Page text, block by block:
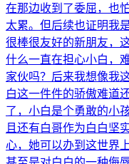
在那边收到了委屈，也
太累。但后续也证明我
很棒很友好的新朋友，
什么一直在担心小白，
家伙吗？后来我想像我
白这一件件的骄傲难道
了，小白是个勇敢的小
且还有白哥作为白白坚
心，她可以办到这世界